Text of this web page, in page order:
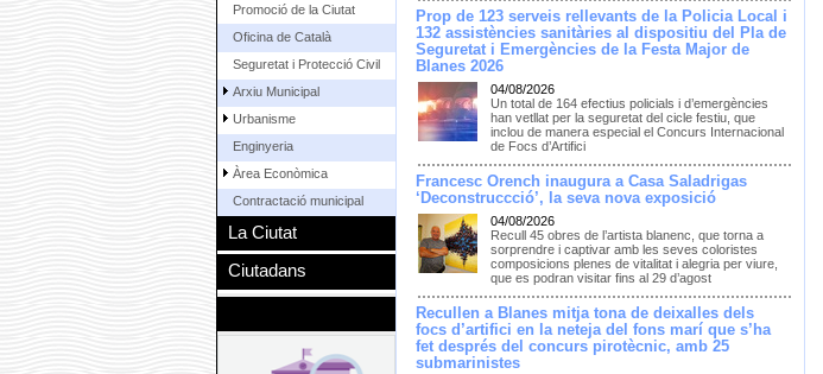
Promoció de la Ciutat
Oficina de Català
Seguretat i Protecció Civil
Arxiu Municipal
Urbanisme
Enginyeria
Àrea Econòmica
Contractació municipal
La Ciutat
Ciutadans
Prop de 123 serveis rellevants de la Policia Local i
132 assistències sanitàries al dispositiu del Pla de
Seguretat i Emergències de la Festa Major de
Blanes 2026
04/08/2026
Un total de 164 efectius policials i d’emergències
han vetllat per la seguretat del cicle festiu, que
inclou de manera especial el Concurs Internacional
de Focs d’Artifici
Francesc Orench inaugura a Casa Saladrigas
‘Deconstruccció’, la seva nova exposició
04/08/2026
Recull 45 obres de l’artista blanenc, que torna a
sorprendre i captivar amb les seves coloristes
composicions plenes de vitalitat i alegria per viure,
que es podran visitar fins al 29 d’agost
Recullen a Blanes mitja tona de deixalles dels
focs d’artifici en la neteja del fons marí que s’ha
fet després del concurs pirotècnic, amb 25
submarinistes